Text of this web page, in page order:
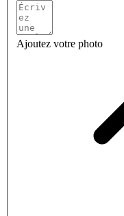
Ajoutez votre photo